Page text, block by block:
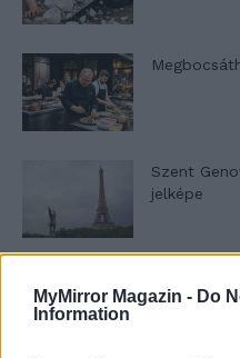
MyMirror Magazin - Do
Information
Szent
jelképe